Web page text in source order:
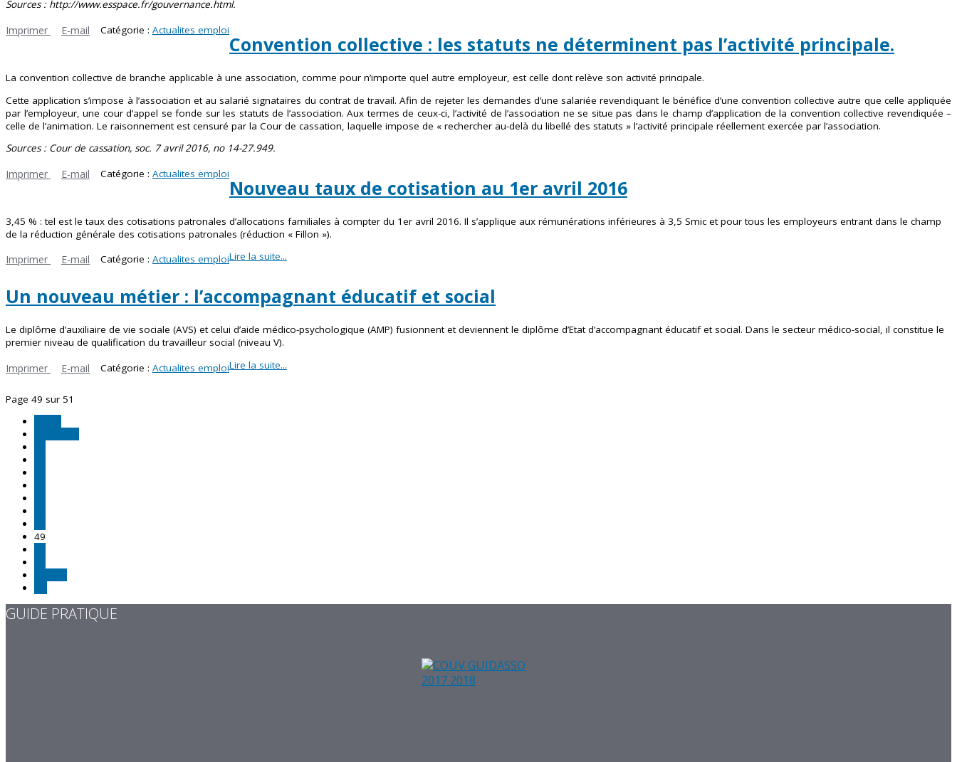
Sources :http://www.esspace.fr/gouvernance.html.
Imprimer E-mail Catégorie : Actualites emploi
Convention collective : les statuts ne déterminent pas l’activité principale.
La convention collective de branche applicable à une association, comme pour n’importe quel autre employeur, est celle dont relève son activité principale.
Cette application s’impose à l’association et au salarié signataires du contrat de travail. Afin de rejeter les demandes d’une salariée revendiquant le bénéfice d’une convention collective autre que celle appliquée
par l’employeur, une cour d’appel se fonde sur les statuts de l’association. Aux termes de ceux-ci, l’activité de l’association ne se situe pas dans le champ d’application de la convention collective revendiquée –
celle de l’animation. Le raisonnement est censuré par la Cour de cassation, laquelle impose de « rechercher au-delà du libellé des statuts » l’activité principale réellement exercée par l’association.
Sources : Cour de cassation, soc. 7 avril 2016, no 14-27.949.
Imprimer E-mail Catégorie : Actualites emploi
Nouveau taux de cotisation au 1er avril 2016
3,45 % : tel est le taux des cotisations patronales d’allocations familiales à compter du 1er avril 2016. Il s’applique aux rémunérations inférieures à 3,5 Smic et pour tous les employeurs entrant dans le champ
de la réduction générale des cotisations patronales (réduction « Fillon »).
Imprimer E-mail Catégorie : Actualites emploiLire la suite...
Un nouveau métier : l’accompagnant éducatif et social
Le diplôme d’auxiliaire de vie sociale (AVS) et celui d’aide médico-psychologique (AMP) fusionnent et deviennent le diplôme d’Etat d’accompagnant éducatif et social. Dans le secteur médico-social, il constitue le
premier niveau de qualification du travailleur social (niveau V).
Imprimer E-mail Catégorie : Actualites emploiLire la suite...
Page 49 sur 51
49
GUIDE PRATIQUE